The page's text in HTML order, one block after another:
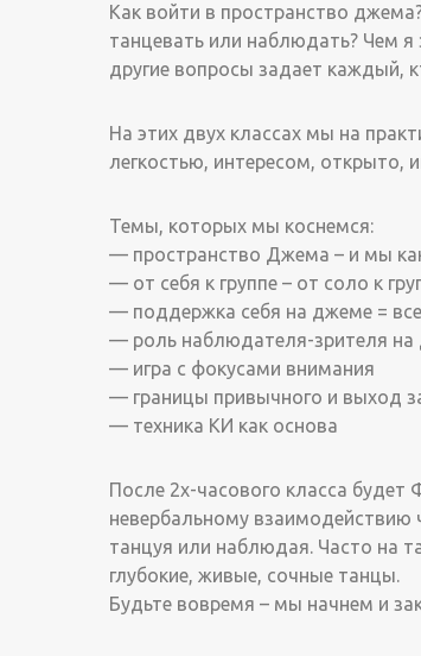
Как войти в пространство
танцевать или наблюдать? Чем я
другие вопросы задает каждый,
На этих двух классах мы на
легкостью, интересом, открыто,
Темы, которых мы коснемся:
— пространство Джема – и мы
— от себя к группе – от соло к
— поддержка себя на джеме =
— роль наблюдателя-зрителя
— игра с фокусами внимания
— границы привычного и выход
— техника КИ как основа
После 2х-часового класса
невербальному взаимодействию
танцуя или наблюдая. Часто на
глубокие, живые, сочные танцы.
Будьте вовремя – мы начнем и